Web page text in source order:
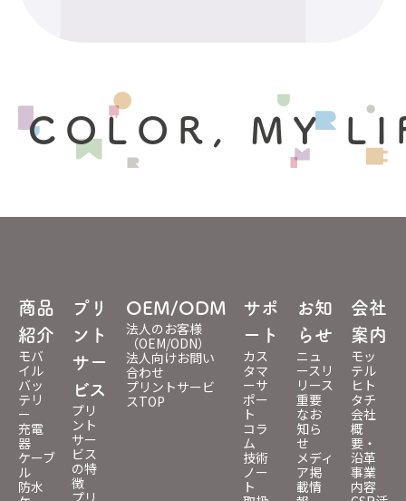
COLOR, MY
商品
紹介
モバ
イル
バッ
テリ
ー
充電
器
ケーブ
ル
防水
プリ
ント
サー
ビス
プリ
ント
サー
ビス
の特
徴
OEM/ODM
法人のお客様
（OEM/ODN）
法人向けお問い
合わせ
プリントサービ
スTOP
サポ
ート
カス
タマ
ーサ
ポー
ト
コラ
ム
技術
ノー
ト
お知
らせ
ニュ
ースリ
リース
重要
なお
知ら
せ
メディ
ア掲
載情
会社
案内
モッ
テル
ヒト
タチ
会社
概
要・
沿革
事業
内容